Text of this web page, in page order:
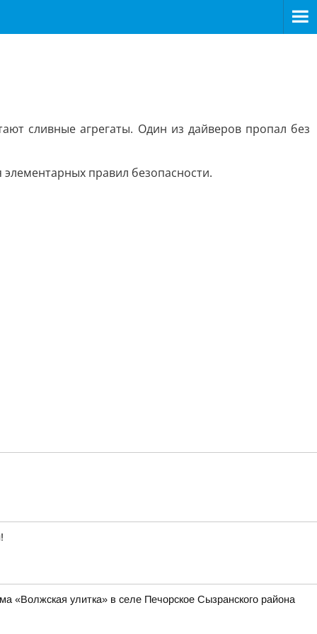
сливные агрегаты. Один из дайверов пропал без
правил безопасности.
«Волжская улитка» в селе Печорское Сызранского района